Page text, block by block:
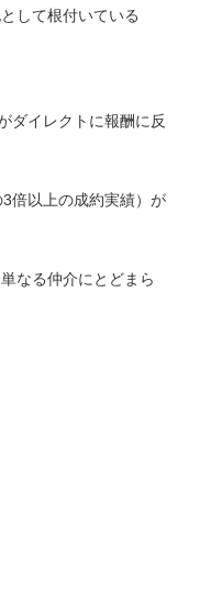
して根付いている
ダイレクトに報酬に反
倍以上の成約実績）が
なる仲介にとどまら